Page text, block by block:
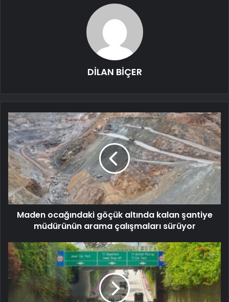
DİLAN BİÇER
Maden ocağındaki göçük altında kalan şantiye
müdürünün arama çalışmaları sürüyor